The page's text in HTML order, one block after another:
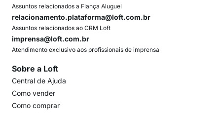
Assuntos relacionados a Fiança Aluguel
relacionamento.plataforma@loft.com.br
Assuntos relacionados ao CRM Loft
imprensa@loft.com.br
Atendimento exclusivo aos profissionais de imprensa
Sobre a Loft
Central de Ajuda
Como vender
Como comprar